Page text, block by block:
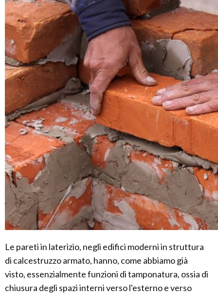
Le pareti in laterizio, negli edifici moderni in struttura
di calcestruzzo armato, hanno, come abbiamo già
visto, essenzialmente funzioni di tamponatura, ossia di
chiusura degli spazi interni verso l'esterno e verso